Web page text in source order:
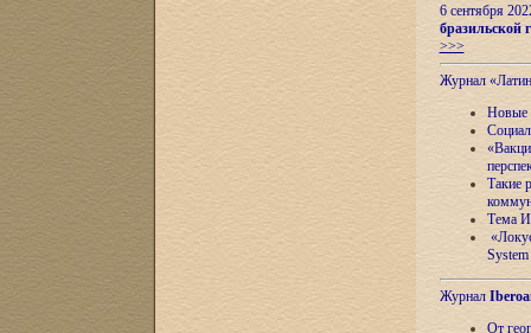
6 сентября
бразильской
>>>
Журнал
Новые
Такие
Тема
Журнал
От